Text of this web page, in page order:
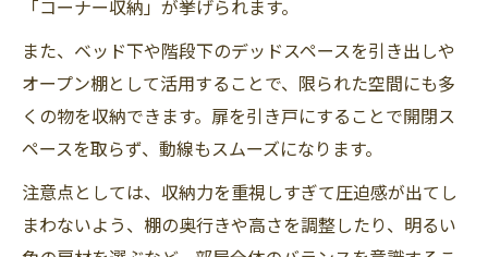
「コーナー収納」が挙げられます。
また、ベッド下や階段下のデッドスペースを引き出しや
オープン棚として活用することで、限られた空間にも多
くの物を収納できます。扉を引き戸にすることで開閉ス
ペースを取らず、動線もスムーズになります。
注意点としては、収納力を重視しすぎて圧迫感が出てし
まわないよう、棚の奥行きや高さを調整したり、明るい